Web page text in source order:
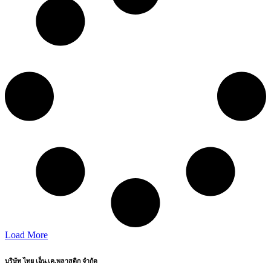
Load More
บริษัท ไทย เอ็น.เค.พลาสติก จำกัด